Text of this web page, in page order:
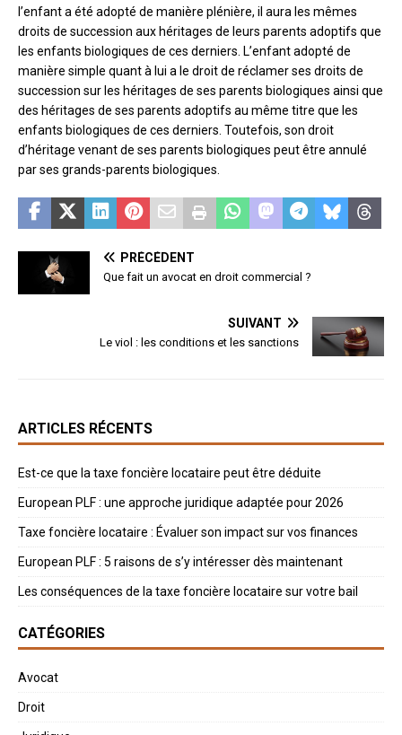
l’enfant a été adopté de manière plénière, il aura les mêmes
droits de succession aux héritages de leurs parents adoptifs que
les enfants biologiques de ces derniers. L’enfant adopté de
manière simple quant à lui a le droit de réclamer ses droits de
succession sur les héritages de ses parents biologiques ainsi que
des héritages de ses parents adoptifs au même titre que les
enfants biologiques de ces derniers. Toutefois, son droit
d’héritage venant de ses parents biologiques peut être annulé
par ses grands-parents biologiques.
PRÉCÉDENT
Que fait un avocat en droit commercial ?
SUIVANT
Le viol : les conditions et les sanctions
ARTICLES RÉCENTS
Est-ce que la taxe foncière locataire peut être déduite
European PLF : une approche juridique adaptée pour 2026
Taxe foncière locataire : Évaluer son impact sur vos finances
European PLF : 5 raisons de s’y intéresser dès maintenant
Les conséquences de la taxe foncière locataire sur votre bail
CATÉGORIES
Avocat
Droit